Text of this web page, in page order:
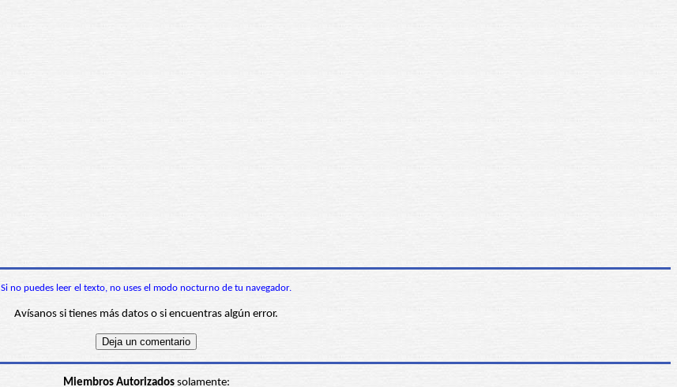
Si no puedes leer el texto, no uses el modo nocturno de tu navegador.
Avísanos si tienes más datos o si encuentras algún error.
Miembros Autorizadossolamente: